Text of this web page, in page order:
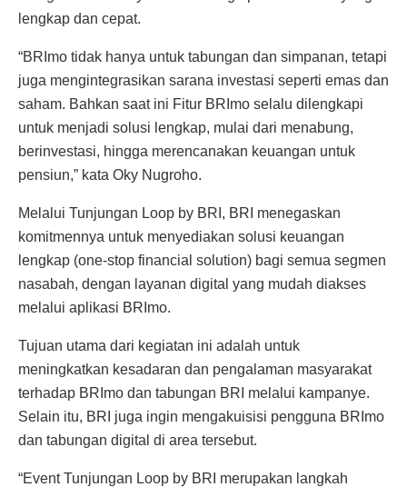
lengkap dan cepat.
“BRImo tidak hanya untuk tabungan dan simpanan, tetapi
juga mengintegrasikan sarana investasi seperti emas dan
saham. Bahkan saat ini Fitur BRImo selalu dilengkapi
untuk menjadi solusi lengkap, mulai dari menabung,
berinvestasi, hingga merencanakan keuangan untuk
pensiun,” kata Oky Nugroho.
Melalui Tunjungan Loop by BRI, BRI menegaskan
komitmennya untuk menyediakan solusi keuangan
lengkap (one-stop financial solution) bagi semua segmen
nasabah, dengan layanan digital yang mudah diakses
melalui aplikasi BRImo.
Tujuan utama dari kegiatan ini adalah untuk
meningkatkan kesadaran dan pengalaman masyarakat
terhadap BRImo dan tabungan BRI melalui kampanye.
Selain itu, BRI juga ingin mengakuisisi pengguna BRImo
dan tabungan digital di area tersebut.
“Event Tunjungan Loop by BRI merupakan langkah